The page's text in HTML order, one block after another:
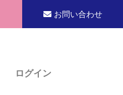
お問い合わせ
ログイン